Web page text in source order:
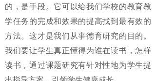
的，是手段。它可以给我们学校的教育教
学任务的完成和效果的提高找到最有效的
方法。这才是我们从事德育研究的目的。
我们要让学生真正懂得为谁在读书，怎样
读书，通过课题研究有针对性地为学生提